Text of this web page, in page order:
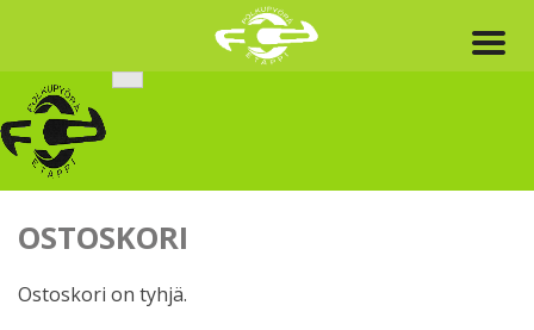
content
OSTOSKORI
Ostoskori on tyhjä.